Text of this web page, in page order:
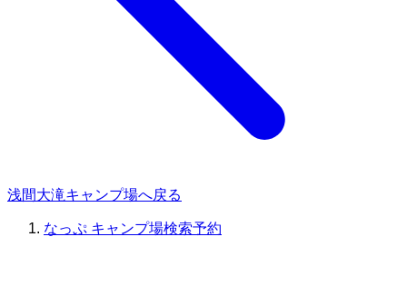
浅間大滝キャンプ場へ戻る
なっぷ キャンプ場検索予約